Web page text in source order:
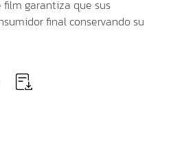
garantiza que sus
final conservando su